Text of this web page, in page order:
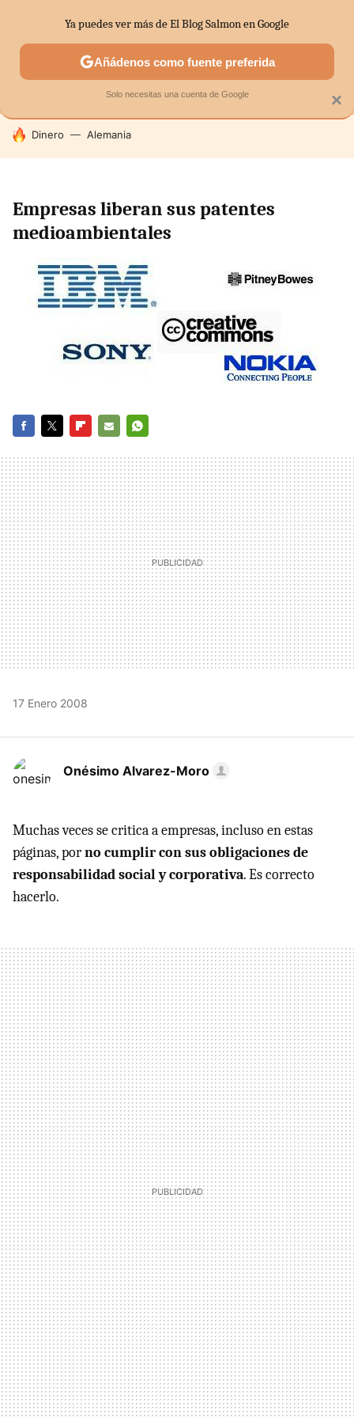
MENÚ NUEVO
ECONOMÍA DOMÉSTICA MERCADOS
HOY SE HABLA DE
Dinero Alemania
Empresas liberan sus patentes
medioambientales
MAIL
17 Enero 2008
Onésimo Alvarez-Moro
Muchas veces se critica a empresas, incluso en estas
páginas, porno cumplir con sus obligaciones de
responsabilidad social y corporativa. Es correcto
hacerlo.
×
Ya puedes ver más de El Blog Salmon en Google
Añádenos como fuente preferida
Solo necesitas una cuenta de Google